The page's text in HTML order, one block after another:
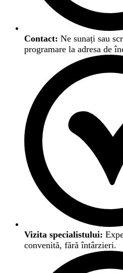
Contact: Ne sunați sau
programare la adresa de
Vizita specialistului:
convenită, fără întârzieri.